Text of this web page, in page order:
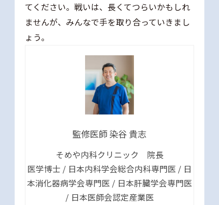
てください。戦いは、長くてつらいかもしれ
ませんが、みんなで手を取り合っていきまし
ょう。
監修医師 染谷 貴志
そめや内科クリニック 院長
医学博士 / 日本内科学会総合内科専門医 / 日
本消化器病学会専門医 / 日本肝臓学会専門医
/ 日本医師会認定産業医